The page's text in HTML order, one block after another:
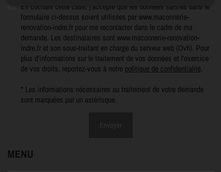
En cochant cette case, j’accepte que les données saisies dans le
formulaire ci-dessus soient utilisées par www.maconnerie-
renovation-indre.fr pour me recontacter dans le cadre de ma
demande. Les destinataires sont www.maconnerie-renovation-
indre.fr et son sous-traitant en charge du serveur web (Ovh). Pour
plus d'informations sur le traitement de vos données et l'exercice
de vos droits, reportez-vous à notre politique de confidentialité.
* Les informations nécessaires au traitement de votre demande
sont marquées par un astérisque.
Envoyer
MENU